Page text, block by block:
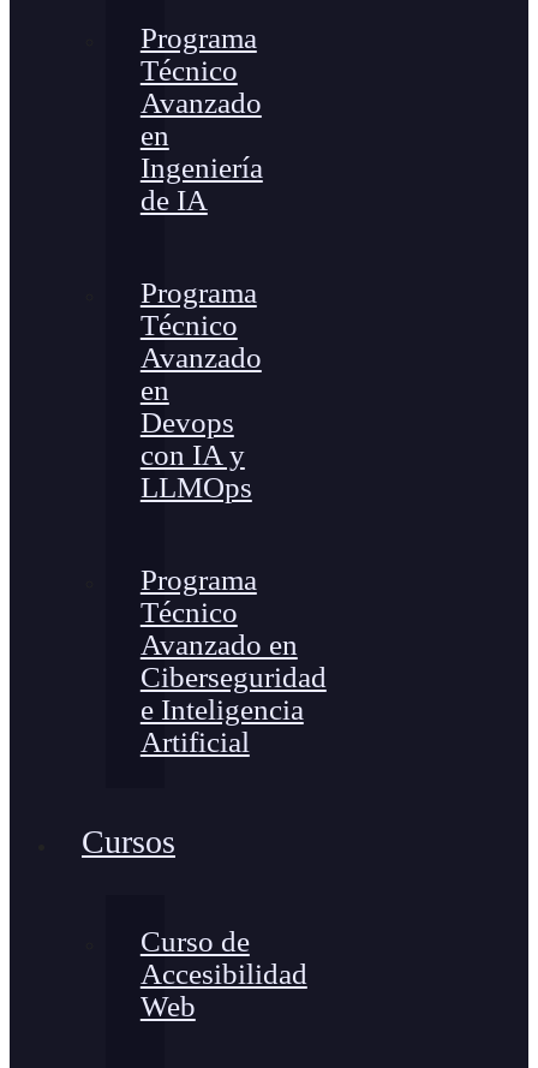
Programa
Técnico
Avanzado
en
Ingeniería
de IA
Programa
Técnico
Avanzado
en
Devops
con IA y
LLMOps
Programa
Técnico
Avanzado en
Ciberseguridad
e Inteligencia
Artificial
Cursos
Curso de
Accesibilidad
Web